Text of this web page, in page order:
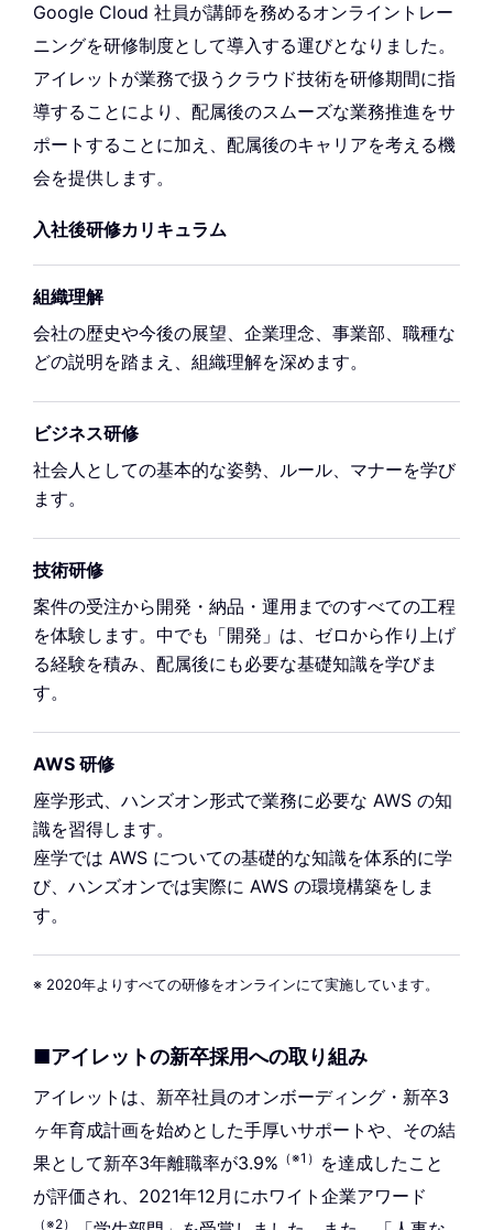
Google Cloud 社員が講師を務めるオンライントレー
ニングを研修制度として導入する運びとなりました。
アイレットが業務で扱うクラウド技術を研修期間に指
導することにより、配属後のスムーズな業務推進をサ
ポートすることに加え、配属後のキャリアを考える機
会を提供します。
入社後研修カリキュラム
組織理解
会社の歴史や今後の展望、企業理念、事業部、職種な
どの説明を踏まえ、組織理解を深めます。
ビジネス研修
社会人としての基本的な姿勢、ルール、マナーを学び
ます。
技術研修
案件の受注から開発・納品・運用までのすべての工程
を体験します。中でも「開発」は、ゼロから作り上げ
る経験を積み、配属後にも必要な基礎知識を学びま
す。
AWS 研修
座学形式、ハンズオン形式で業務に必要な AWS の知
識を習得します。
座学では AWS についての基礎的な知識を体系的に学
び、ハンズオンでは実際に AWS の環境構築をしま
す。
※ 2020年よりすべての研修をオンラインにて実施しています。
■アイレットの新卒採用への取り組み
アイレットは、新卒社員のオンボーディング・新卒3
ヶ年育成計画を始めとした手厚いサポートや、その結
果として新卒3年離職率が3.9% （※1） を達成したこと
が評価され、2021年12月にホワイト企業アワード
（※2）